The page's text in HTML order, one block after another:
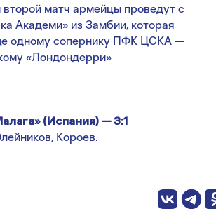
матч армейцы проведут с
Академи» из Замбии, которая
одному сопернику ПФК ЦСКА —
«Лондондерри»
(Испания) — 3:1
Короев.